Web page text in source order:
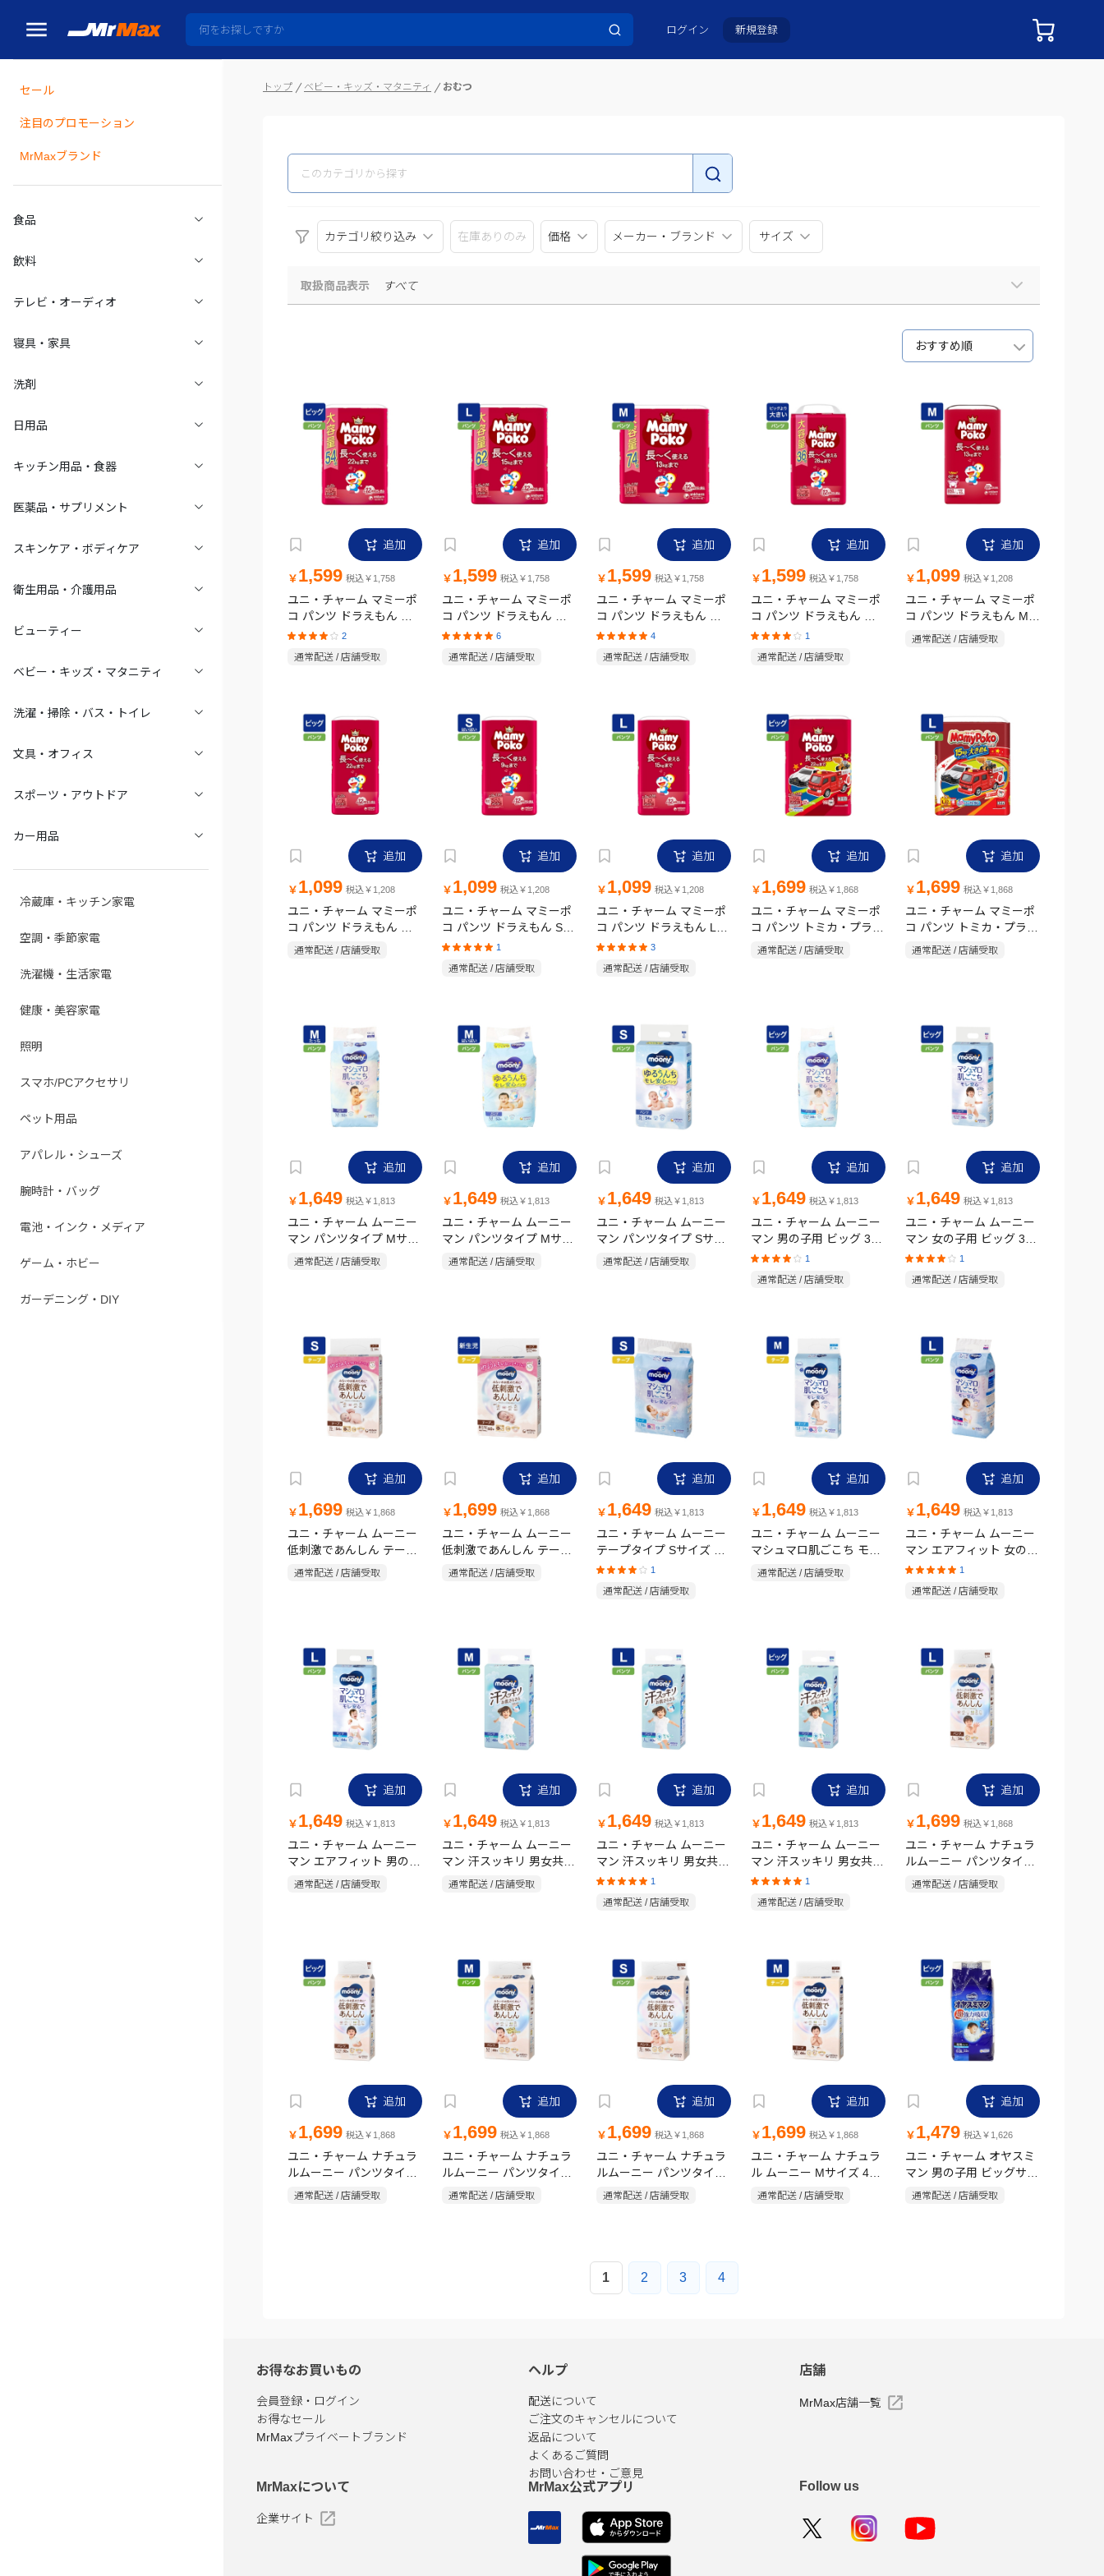
ログイン 新規登録
セール
注目のプロモーション
MrMaxブランド
食品
飲料
テレビ・オーディオ
寝具・家具
洗剤
日用品
キッチン用品・食器
医薬品・サプリメント
スキンケア・ボディケア
衛生用品・介護用品
ビューティー
ベビー・キッズ・マタニティ
洗濯・掃除・バス・トイレ
文具・オフィス
スポーツ・アウトドア
カー用品
冷蔵庫・キッチン家電
空調・季節家電
洗濯機・生活家電
健康・美容家電
照明
スマホ/PCアクセサリ
ペット用品
アパレル・シューズ
腕時計・バッグ
電池・インク・メディア
ゲーム・ホビー
ガーデニング・DIY
トップ ベビー・キッズ・マタニティ おむつ
カテゴリ絞り込み 在庫ありのみ 価格 メーカー・ブランド サイズ
取扱商品表示 すべて
おすすめ順
追加
￥ 1,599 税込￥1,758
ユニ・チャーム マミーポ
コ パンツ ドラえもん オ
ムツ ビッグサイズ
(12~22kg)54枚
2
通常配送 / 店舗受取
追加
￥ 1,599 税込￥1,758
ユニ・チャーム マミーポ
コ パンツ ドラえもん オ
ムツ Lサイズ(9~15kg)62
6
通常配送 / 店舗受取
追加
￥ 1,599 税込￥1,758
ユニ・チャーム マミーポ
コ パンツ ドラえもん オ
ムツ Mサイズ(6~13kg)74
4
通常配送 / 店舗受取
追加
￥ 1,599 税込￥1,758
ユニ・チャーム マミーポ
コ パンツ ドラえもん オ
ムツ ビッグより大きいサ
イズ(13~28kg)36枚
1
通常配送 / 店舗受取
追加
￥ 1,099 税込￥1,208
ユニ・チャーム マミーポ
コ パンツ ドラえもん Mサ
イズ(6-13kg)50枚
通常配送 / 店舗受取
追加
￥ 1,099 税込￥1,208
ユニ・チャーム マミーポ
コ パンツ ドラえもん ビ
ッグサイズ 36枚
通常配送 / 店舗受取
追加
￥ 1,099 税込￥1,208
ユニ・チャーム マミーポ
コ パンツ ドラえもん Sサ
イズ(4-9kg) 52枚
1
通常配送 / 店舗受取
追加
￥ 1,099 税込￥1,208
ユニ・チャーム マミーポ
コ パンツ ドラえもん Lサ
イズ 42枚 3
通常配送 / 店舗受取
追加
￥ 1,699 税込￥1,868
ユニ・チャーム マミーポ
コ パンツ トミカ・プラレ
ール ビッグサイズ(12～
通常配送 / 店舗受取
追加
￥ 1,699 税込￥1,868
ユニ・チャーム マミーポ
コ パンツ トミカ・プラレ
ール L(9～15kg) 62枚
通常配送 / 店舗受取
追加
￥ 1,649 税込￥1,813
ユニ・チャーム ムーニー
マン パンツタイプ Mサイ
ズ たっち 52枚
通常配送 / 店舗受取
追加
￥ 1,649 税込￥1,813
ユニ・チャーム ムーニー
マン パンツタイプ Mサイ
ズ おすわり 52枚
通常配送 / 店舗受取
追加
￥ 1,649 税込￥1,813
ユニ・チャーム ムーニー
マン パンツタイプ Sサイ
ズ 54枚
通常配送 / 店舗受取
追加
￥ 1,649 税込￥1,813
ユニ・チャーム ムーニー
マン 男の子用 ビッグ 38
枚
1
通常配送 / 店舗受取
追加
￥ 1,649 税込￥1,813
ユニ・チャーム ムーニー
マン 女の子用 ビッグ 38
枚
1
通常配送 / 店舗受取
追加
￥ 1,699 税込￥1,868
ユニ・チャーム ムーニー
低刺激であんしん テープ
タイプ Sサイズ 54枚
通常配送 / 店舗受取
追加
￥ 1,699 税込￥1,868
ユニ・チャーム ムーニー
低刺激であんしん テープ
タイプ 新生児 60枚
通常配送 / 店舗受取
追加
￥ 1,649 税込￥1,813
ユニ・チャーム ムーニー
テープタイプ Sサイズ 70
枚
1
通常配送 / 店舗受取
追加
￥ 1,649 税込￥1,813
ユニ・チャーム ムーニー
マシュマロ肌ごこち モレ
安心 テープタイプ Mサイ
通常配送 / 店舗受取
追加
￥ 1,649 税込￥1,813
ユニ・チャーム ムーニー
マン エアフィット 女の子
用 44枚 L 1
通常配送 / 店舗受取
追加
￥ 1,649 税込￥1,813
ユニ・チャーム ムーニー
マン エアフィット 男の子
用 Lサイズ 44枚
通常配送 / 店舗受取
追加
￥ 1,649 税込￥1,813
ユニ・チャーム ムーニー
マン 汗スッキリ 男女共用
パンツ Mサイズ 48枚
通常配送 / 店舗受取
追加
￥ 1,649 税込￥1,813
ユニ・チャーム ムーニー
マン 汗スッキリ 男女共用
パンツ Lサイズ 40枚
1
通常配送 / 店舗受取
追加
￥ 1,649 税込￥1,813
ユニ・チャーム ムーニー
マン 汗スッキリ 男女共用
パンツ ビッグサイズ 36枚
1
通常配送 / 店舗受取
追加
￥ 1,699 税込￥1,868
ユニ・チャーム ナチュラ
ルムーニー パンツタイプ
36枚 L
通常配送 / 店舗受取
追加
￥ 1,699 税込￥1,868
ユニ・チャーム ナチュラ
ルムーニー パンツタイプ
ビッグ 32枚
通常配送 / 店舗受取
追加
￥ 1,699 税込￥1,868
ユニ・チャーム ナチュラ
ルムーニー パンツタイプ
46枚 M
通常配送 / 店舗受取
追加
￥ 1,699 税込￥1,868
ユニ・チャーム ナチュラ
ルムーニー パンツタイプ
50枚 S
通常配送 / 店舗受取
追加
￥ 1,699 税込￥1,868
ユニ・チャーム ナチュラ
ル ムーニー Mサイズ 46
枚
通常配送 / 店舗受取
追加
￥ 1,479 税込￥1,626
ユニ・チャーム オヤスミ
マン 男の子用 ビッグサイ
ズ以上 22枚
通常配送 / 店舗受取
1 2 3 4
お得なお買いもの
会員登録・ログイン
お得なセール
MrMaxプライベートブランド
ヘルプ
配送について
ご注文のキャンセルについて
返品について
よくあるご質問
お問い合わせ・ご意見
店舗
MrMax店舗一覧
MrMaxについて
企業サイト
MrMax公式アプリ Follow us